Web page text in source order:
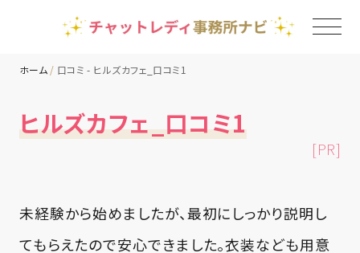
地域別ランキング
ホーム 口コミ - ヒルズカフェ_口コミ1
ヒルズカフェ_口コミ1
[PR]
未経験から始めましたが、最初にしっかり説明し
てもらえたので安心できました。衣装なども用意